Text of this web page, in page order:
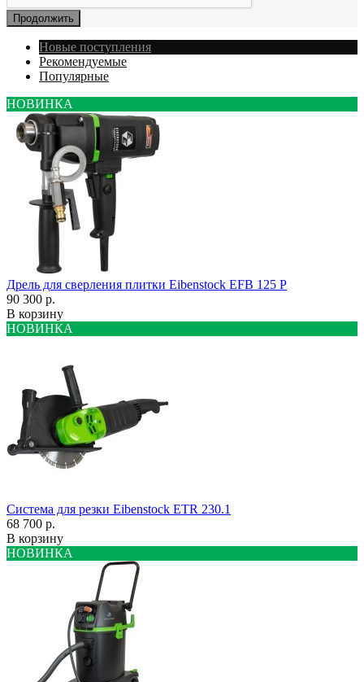
Продолжить
Новые поступления
Рекомендуемые
Популярные
НОВИНКА
Дрель для сверления плитки Eibenstock EFB 125 P
90 300 р.
В корзину
НОВИНКА
Система для резки Eibenstock ETR 230.1
68 700 р.
В корзину
НОВИНКА